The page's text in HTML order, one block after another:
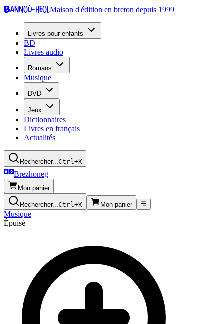
Bannoù-heolMaison d'édition en breton depuis 1999
Livres pour enfants
BD
Livres audio
Romans
Musique
DVD
Jeux
Dictionnaires
Livres en français
Actualités
Rechercher...Ctrl+K
Brezhoneg
Mon panier
Rechercher...Ctrl+K Mon panier
Musique
Épuisé